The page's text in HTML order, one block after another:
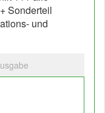
Sonderteil
und